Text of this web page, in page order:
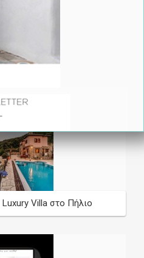
γίνεται Γαστρονομική
Villa στο Πήλιο